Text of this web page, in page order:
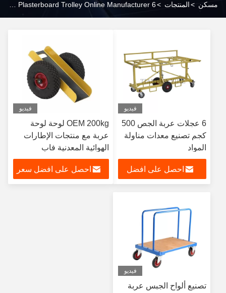
مسكن >المنتجات >
فيديو
6 عجلات عربة الجص 500
كجم تصنيع معدات مناولة
المواد
احصل على افضل
فيديو
OEM 200kg لوحة لوحة
عربة مع منتجات الإطارات
الهوائية المعدنية فاب
احصل على افضل سعر
فيديو
تصنيع ألواح الجبس عربة